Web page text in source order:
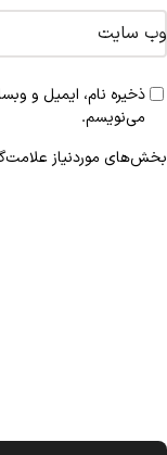
بخش‌های موردنیاز
وب‌ سایت
ذخیره نام، ایمیل و
می‌نویسم.